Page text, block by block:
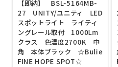
【即納】 BSL-5164MB-
27 UNITY/ユニティ LED
スポットライト ライティ
ングレール取付 1000Lm
クラス 色温度2700K 中
角 本体ブラック ☆Bulie
FINE HOPE SPOT☆